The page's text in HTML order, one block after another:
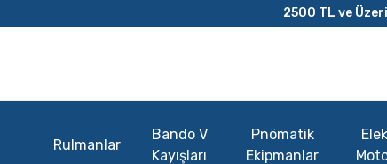
2500 TL ve
Rulmanlar
Bando V
Kayışları
Pnömatik
Ekipmanlar